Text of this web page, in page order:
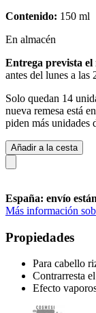
Contenido: 150 ml
En almacén
Entrega prevista el
antes del lunes a las
Solo quedan 14
nueva remesa está
piden más unidades
Añadir a la cesta
España: envío
Más información
Propiedades
Para cabello
Contrarresta
Efecto